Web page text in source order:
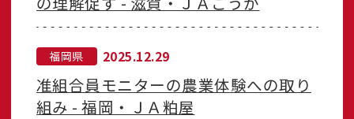
福岡県 2025.12.29
准組合員モニターの農業体験への取り
組み - 福岡・ＪＡ粕屋